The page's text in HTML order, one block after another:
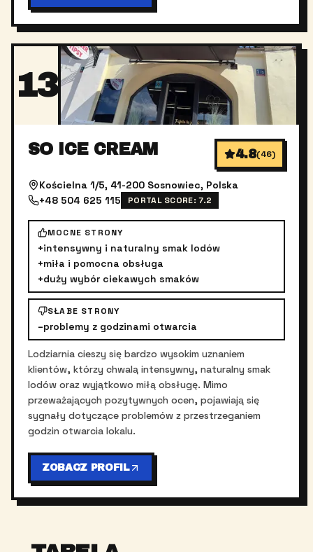
13
SO ICE CREAM 4.8(46)
Kościelna 1/5, 41-200 Sosnowiec, Polska
+48 504 625 115
PORTAL SCORE:7.2
MOCNE STRONY
+intensywny i naturalny smak lodów
+miła i pomocna obsługa
+duży wybór ciekawych smaków
SŁABE STRONY
–problemy z godzinami otwarcia
Lodziarnia cieszy się bardzo wysokim uznaniem
klientów, którzy chwalą intensywny, naturalny smak
lodów oraz wyjątkowo miłą obsługę. Mimo
przeważających pozytywnych ocen, pojawiają się
sygnały dotyczące problemów z przestrzeganiem
godzin otwarcia lokalu.
ZOBACZ PROFIL